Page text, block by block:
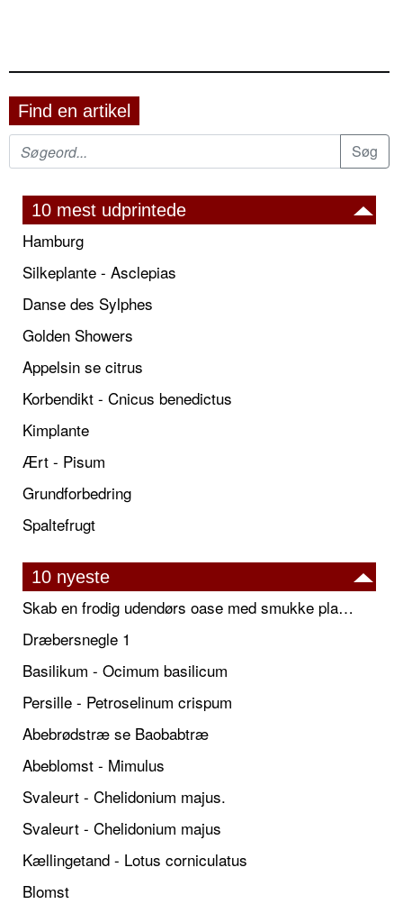
Find en artikel
10 mest udprintede
Hamburg
Silkeplante - Asclepias
Danse des Sylphes
Golden Showers
Appelsin se citrus
Korbendikt - Cnicus benedictus
Kimplante
Ært - Pisum
Grundforbedring
Spaltefrugt
10 nyeste
Skab en frodig udendørs oase med smukke plantekrukker og elegante espalier
Dræbersnegle 1
Basilikum - Ocimum basilicum
Persille - Petroselinum crispum
Abebrødstræ se Baobabtræ
Abeblomst - Mimulus
Svaleurt - Chelidonium majus.
Svaleurt - Chelidonium majus
Kællingetand - Lotus corniculatus
Blomst